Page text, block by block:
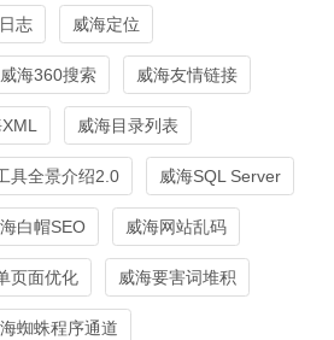
志 威海定位
威海360搜索 威海友情链接
威海目录列表
具全景介绍2.0 威海SQL Server
白帽SEO 威海网站乱码
页面优化 威海要害词堆积
蜘蛛程序通道